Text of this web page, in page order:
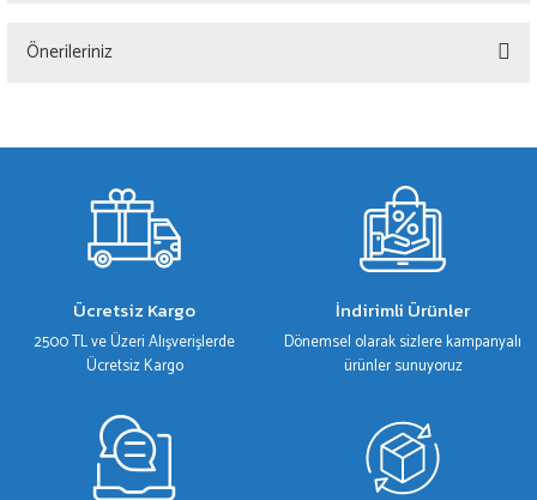
Önerileriniz
gördüğünüz noktaları öneri formunu kullanarak tarafımıza iletebilirsiniz.
Ürün resmi kalitesiz, bozuk veya görüntülenemiyor.
Ürün açıklamasında eksik bilgiler bulunuyor.
Ürün fiyatı diğer sitelerden daha pahalı.
Bu ürüne benzer farklı alternatifler olmalı.
Ücretsiz Kargo
2500 TL ve Üzeri Alışverişlerde
Ücretsiz Kargo
İndirimli Ürünler
Dönemsel olarak sizlere kampanyalı
ürünler sunuyoruz